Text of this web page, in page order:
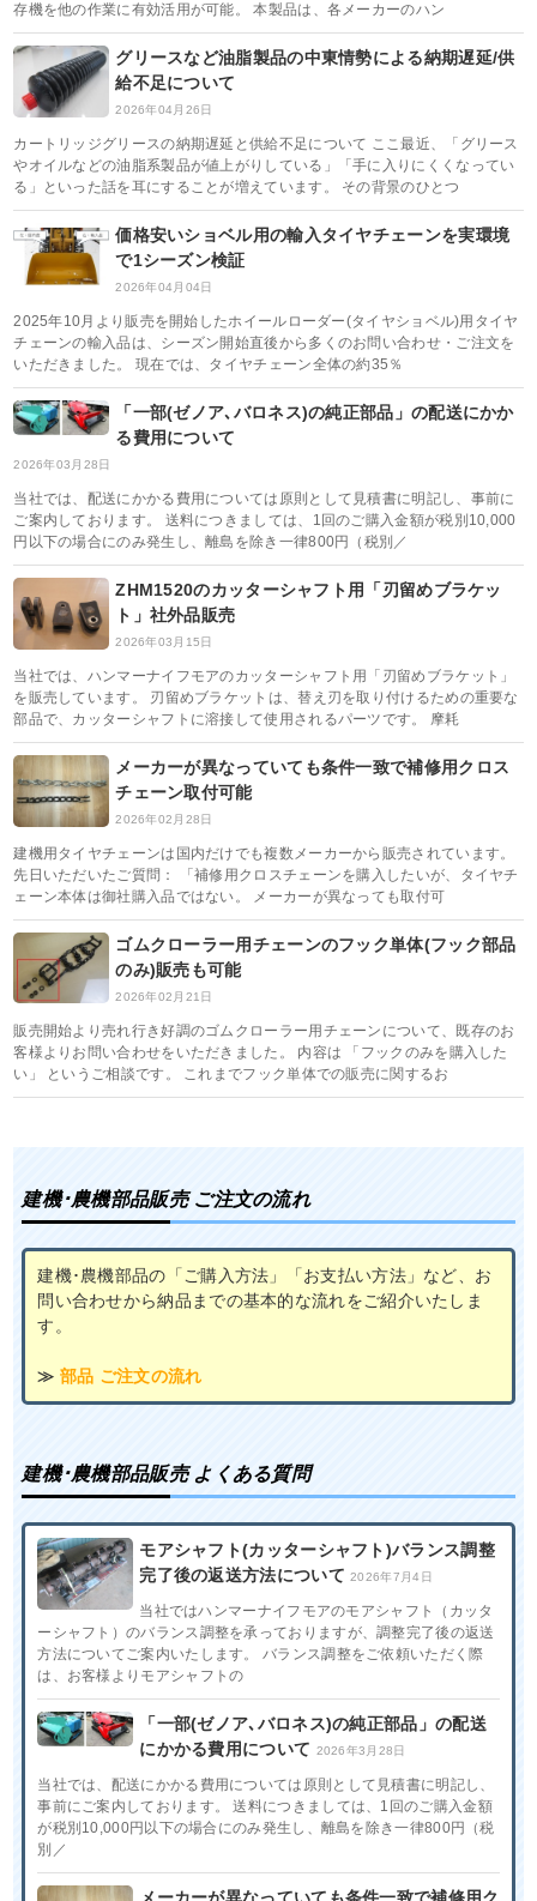
存機を他の作業に有効活用が可能。 本製品は、各メーカーのハン
グリースなど油脂製品の中東情勢による納期遅延/供
給不足について
2026年04月26日
カートリッジグリースの納期遅延と供給不足について ここ最近、「グリース
やオイルなどの油脂系製品が値上がりしている」「手に入りにくくなってい
る」といった話を耳にすることが増えています。 その背景のひとつ
価格安いショベル用の輸入タイヤチェーンを実環境
で1シーズン検証
2026年04月04日
2025年10月より販売を開始したホイールローダー(タイヤショベル)用タイヤ
チェーンの輸入品は、シーズン開始直後から多くのお問い合わせ・ご注文を
いただきました。 現在では、タイヤチェーン全体の約35％
「一部(ゼノア､バロネス)の純正部品」の配送にかか
る費用について
2026年03月28日
当社では、配送にかかる費用については原則として見積書に明記し、事前に
ご案内しております。 送料につきましては、1回のご購入金額が税別10,000
円以下の場合にのみ発生し、離島を除き一律800円（税別／
ZHM1520のカッターシャフト用「刃留めブラケッ
ト」社外品販売
2026年03月15日
当社では、ハンマーナイフモアのカッターシャフト用「刃留めブラケット」
を販売しています。 刃留めブラケットは、替え刃を取り付けるための重要な
部品で、カッターシャフトに溶接して使用されるパーツです。 摩耗
メーカーが異なっていても条件一致で補修用クロス
チェーン取付可能
2026年02月28日
建機用タイヤチェーンは国内だけでも複数メーカーから販売されています。
先日いただいたご質問： 「補修用クロスチェーンを購入したいが、タイヤチ
ェーン本体は御社購入品ではない。 メーカーが異なっても取付可
ゴムクローラー用チェーンのフック単体(フック部品
のみ)販売も可能
2026年02月21日
販売開始より売れ行き好調のゴムクローラー用チェーンについて、既存のお
客様よりお問い合わせをいただきました。 内容は 「フックのみを購入した
い」 というご相談です。 これまでフック単体での販売に関するお
建機･農機部品販売 ご注文の流れ
建機･農機部品の「ご購入方法」「お支払い方法」など、お
問い合わせから納品までの基本的な流れをご紹介いたしま
す。
≫ 部品 ご注文の流れ
建機･農機部品販売 よくある質問
モアシャフト(カッターシャフト)バランス調整
完了後の返送方法について 2026年7月4日
当社ではハンマーナイフモアのモアシャフト（カッタ
ーシャフト）のバランス調整を承っておりますが、調整完了後の返送
方法についてご案内いたします。 バランス調整をご依頼いただく際
は、お客様よりモアシャフトの
「一部(ゼノア､バロネス)の純正部品」の配送
にかかる費用について 2026年3月28日
当社では、配送にかかる費用については原則として見積書に明記し、
事前にご案内しております。 送料につきましては、1回のご購入金額
が税別10,000円以下の場合にのみ発生し、離島を除き一律800円（税
別／